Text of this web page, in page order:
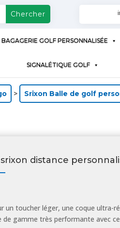
BAGAGERIE GOLF PERSONNALISÉE
SIGNALÉTIQUE GOLF
> Srixon Balle de golf
distance
un toucher léger, une coque
de gamme très performante avec